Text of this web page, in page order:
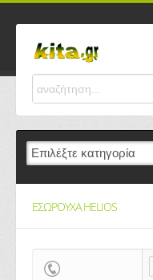
ΕΣΩΡΟΥΧΑ HELIOS